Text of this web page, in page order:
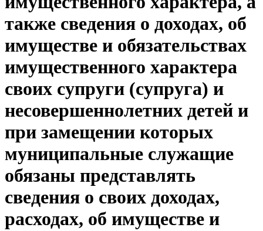
также сведения о доходах, об
имуществе и обязательствах
имущественного характера
своих супруги (супруга) и
несовершеннолетних детей и
при замещении которых
муниципальные служащие
обязаны представлять
сведения о своих доходах,
расходах, об имуществе и